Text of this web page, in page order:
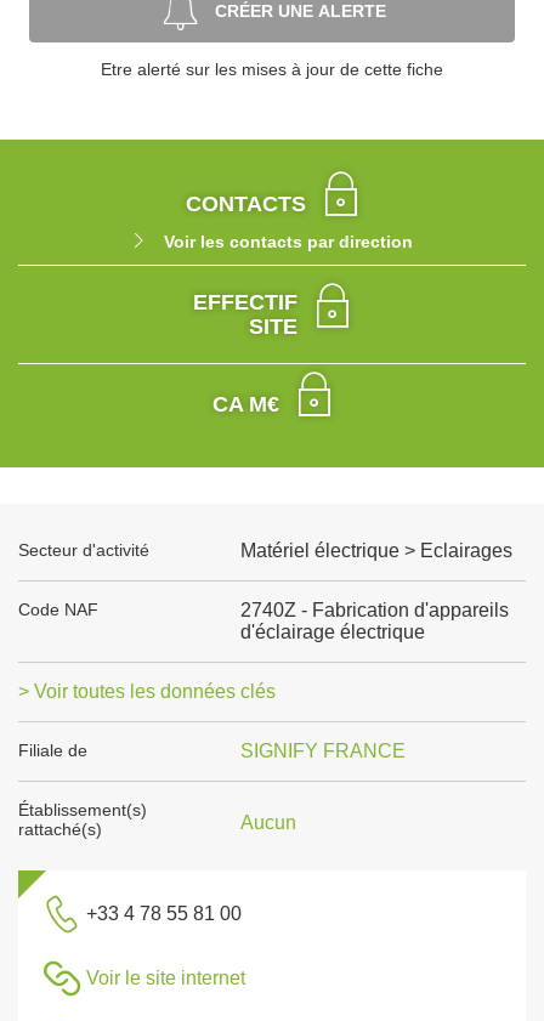
CRÉER UNE ALERTE
Etre alerté sur les mises à jour de cette fiche
CONTACTS
Voir les contacts par direction
EFFECTIF
SITE
CA M€
Secteur d'activité Matériel électrique > Eclairages
Code NAF
2740Z - Fabrication d'appareils
d'éclairage électrique
> Voir toutes les données clés
Filiale de SIGNIFY FRANCE
Établissement(s)
rattaché(s)
Aucun
+33 4 78 55 81 00
Voir le site internet